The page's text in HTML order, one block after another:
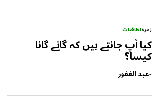
زمرہاخلاقیات
کیا آپ جانتے ہیں کہ گانے گانا
کیسا؟
-عبد الغفور